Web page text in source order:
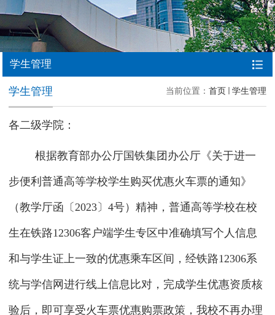
学生管理
当前位置： 首页 学生管理
学生管理
各二级学院：
根据教育部办公厅国铁集团办公厅《关于进一
步便利普通高等学校学生购买优惠火车票的通知》
（教学厅函〔2023〕4号）精神，普通高等学校在校
生在铁路12306客户端学生专区中准确填写个人信息
和与学生证上一致的优惠乘车区间，经铁路12306系
统与学信网进行线上信息比对，完成学生优惠资质核
验后，即可享受火车票优惠购票政策，我校不再办理